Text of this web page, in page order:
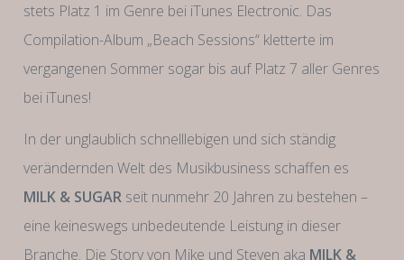
stets Platz 1 im Genre bei iTunes Electronic. Das
Compilation-Album „Beach Sessions“ kletterte im
vergangenen Sommer sogar bis auf Platz 7 aller Genres
bei iTunes!
In der unglaublich schnelllebigen und sich ständig
verändernden Welt des Musikbusiness schaffen es
MILK & SUGAR seit nunmehr 20 Jahren zu bestehen –
eine keineswegs unbedeutende Leistung in dieser
Branche. Die Story von Mike und Steven aka MILK &